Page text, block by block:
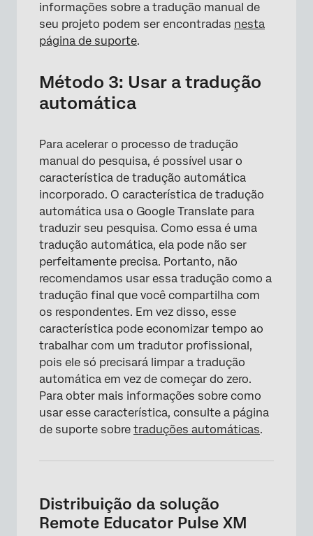
informações sobre a tradução manual de
seu projeto podem ser encontradas nesta
página de suporte.
Método 3: Usar a tradução
automática
Para acelerar o processo de tradução
manual do pesquisa, é possível usar o
característica de tradução automática
incorporado. O característica de tradução
automática usa o Google Translate para
traduzir seu pesquisa. Como essa é uma
tradução automática, ela pode não ser
perfeitamente precisa. Portanto, não
recomendamos usar essa tradução como a
tradução final que você compartilha com
os respondentes. Em vez disso, esse
característica pode economizar tempo ao
trabalhar com um tradutor profissional,
pois ele só precisará limpar a tradução
automática em vez de começar do zero.
Para obter mais informações sobre como
usar esse característica, consulte a página
de suporte sobre traduções automáticas.
Distribuição da solução
Remote Educator Pulse XM